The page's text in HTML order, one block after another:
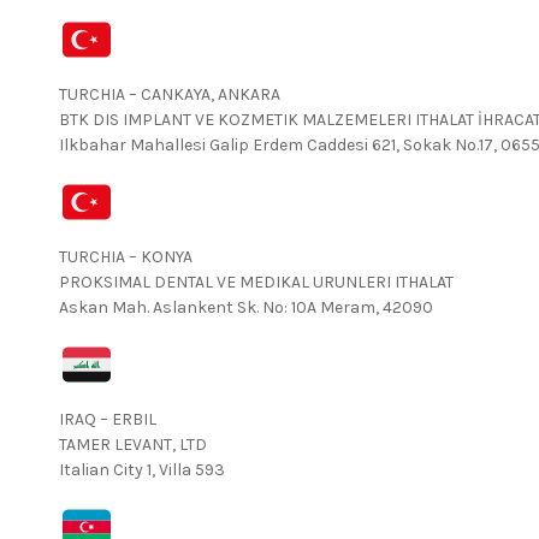
TURCHIA – CANKAYA, ANKARA
BTK DIS IMPLANT VE KOZMETIK MALZEMELERI ITHALAT
Ilkbahar Mahallesi Galip Erdem Caddesi 621, Sokak No.17,
TURCHIA – KONYA
PROKSIMAL DENTAL VE MEDIKAL URUNLERI ITHALAT
Askan Mah. Aslankent Sk. No: 10A Meram, 42090
IRAQ – ERBIL
TAMER LEVANT, LTD
Italian City 1, Villa 593